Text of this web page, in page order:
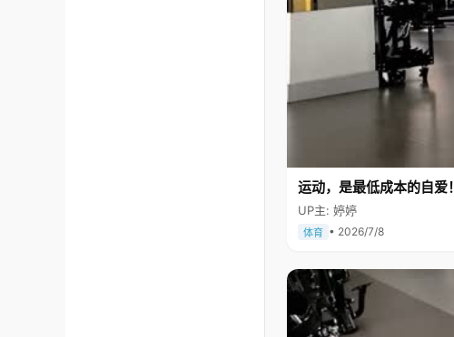
运动，是最低成本的自爱！
UP主: 婷婷
体育 • 2026/7/8